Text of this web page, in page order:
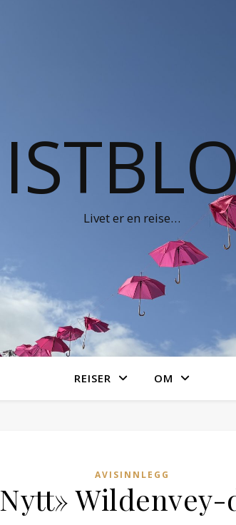
Livet er en reise…
REISER OM
AVISINNLEGG